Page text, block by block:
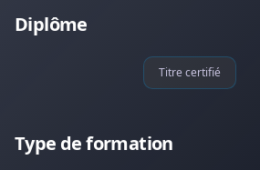
Diplôme
Titre certifié
Type de formation